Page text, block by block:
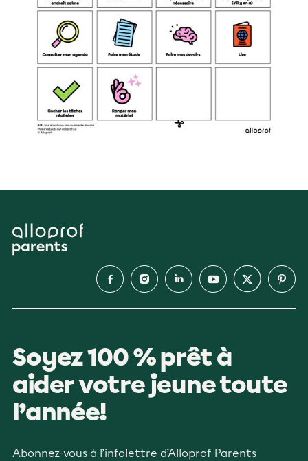
Soyez 100 % prêt à
aider votre jeune toute
l’année!
Abonnez-vous à l’infolettre d’Alloprof Parents